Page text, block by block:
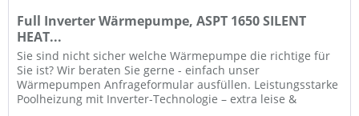
Full Inverter Wärmepumpe, ASPT 1650 SILENT
HEAT...
Sie sind nicht sicher welche Wärmepumpe die richtige für
Sie ist? Wir beraten Sie gerne - einfach unser
Wärmepumpen Anfrageformular ausfüllen. Leistungsstarke
Poolheizung mit Inverter-Technologie – extra leise &